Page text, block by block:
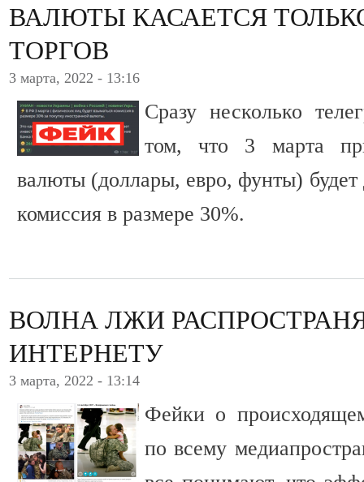
ВАЛЮТЫ КАСАЕТСЯ
ТОРГОВ
3 марта, 2022 - 13:16
Сразу несколько
том, что 3 марта
валюты (доллары, евро, фунты) будет
комиссия в размере 30%.
ВОЛНА ЛЖИ
ИНТЕРНЕТУ
3 марта, 2022 - 13:14
Фейки о
по всему